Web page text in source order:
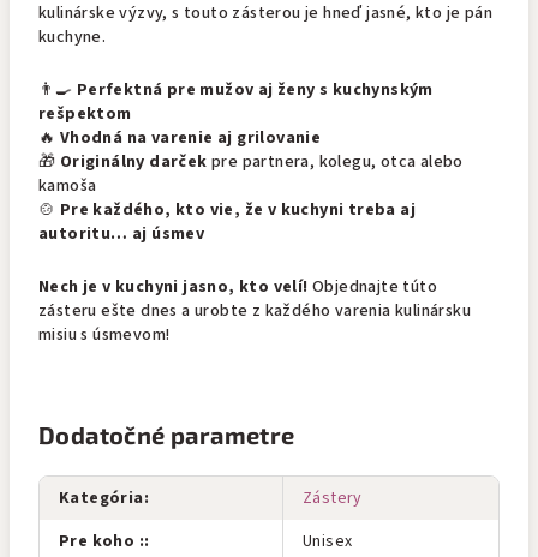
kulinárske výzvy, s touto zásterou je hneď jasné, kto je pán
kuchyne.
👨‍🍳 Perfektná pre mužov aj ženy s kuchynským
rešpektom
🔥 Vhodná na varenie aj grilovanie
🎁 Originálny darček pre partnera, kolegu, otca alebo
kamoša
🍲 Pre každého, kto vie, že v kuchyni treba aj
autoritu… aj úsmev
Nech je v kuchyni jasno, kto velí! Objednajte túto
zásteru ešte dnes a urobte z každého varenia kulinársku
misiu s úsmevom!
Dodatočné parametre
Kategória:
Zástery
Pre koho :: Unisex